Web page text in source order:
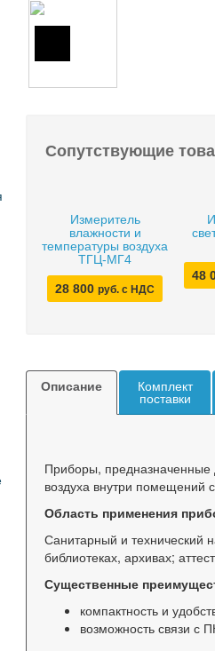
Сопутствующие
Измеритель
влажности и
температуры воздуха
ТГЦ-МГ4
28 800 руб. с НДС
48
Описание
Комплект
поставки
Приборы, предназначенные
воздуха внутри
Область применения
Санитарный и технический
библиотеках, архивах;
Существенные
компактность и
возможность связи с